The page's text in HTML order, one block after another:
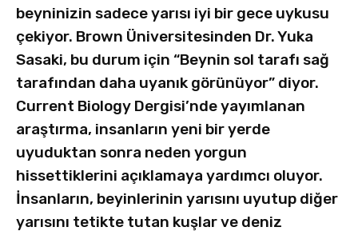
beyninizin sadece yarısı iyi bir gece uykusu
çekiyor. Brown Üniversitesinden Dr. Yuka
Sasaki, bu durum için “Beynin sol tarafı sağ
tarafından daha uyanık görünüyor” diyor.
Current Biology Dergisi’nde yayımlanan
araştırma, insanların yeni bir yerde
uyuduktan sonra neden yorgun
hissettiklerini açıklamaya yardımcı oluyor.
İnsanların, beyinlerinin yarısını uyutup diğer
yarısını tetikte tutan kuşlar ve deniz